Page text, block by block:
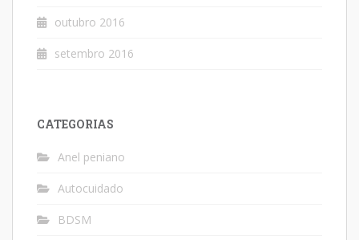
outubro 2016
setembro 2016
CATEGORIAS
Anel peniano
Autocuidado
BDSM